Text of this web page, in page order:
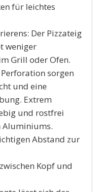
für leichtes
Der Pizzateig
weniger
Grill oder Ofen.
sorgen
und eine
Extrem
und rostfrei
Aluminiums.
Abstand zur
Kopf und